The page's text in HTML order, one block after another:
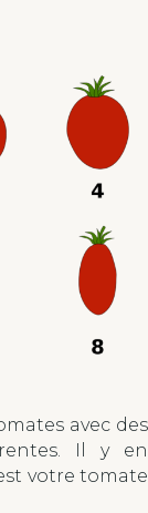
avec des
Il y en
votre tomate